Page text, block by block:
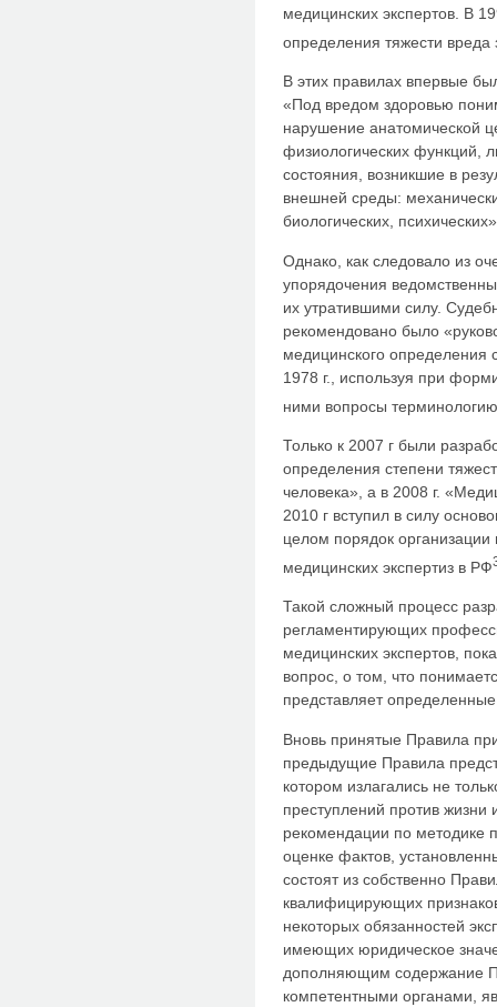
медицинских экспертов. В
определения тяжести вреда
В этих правилах впервые
«Под вредом здоровью
нарушение анатомической
физиологических функций,
состояния, возникшие в
внешней среды:
биологических,
Однако, как следовало из
упорядочения
их утратившими силу.
рекомендовано было
медицинского определения
1978 г., используя при
ними вопросы
Только к 2007 г были
определения степени
человека», а в 2008 г.
2010 г вступил в силу
целом порядок организации
медицинских экспертиз в РФ
Такой сложный процесс
регламентирующих
медицинских экспертов,
вопрос, о том, что
представляет
Вновь принятые Правила
предыдущие Правила
котором излагались не
преступлений против
рекомендации по методике
оценке фактов,
состоят из собственно
квалифицирующих
некоторых обязанностей
имеющих юридическое
дополняющим содержание
компетентными органами,